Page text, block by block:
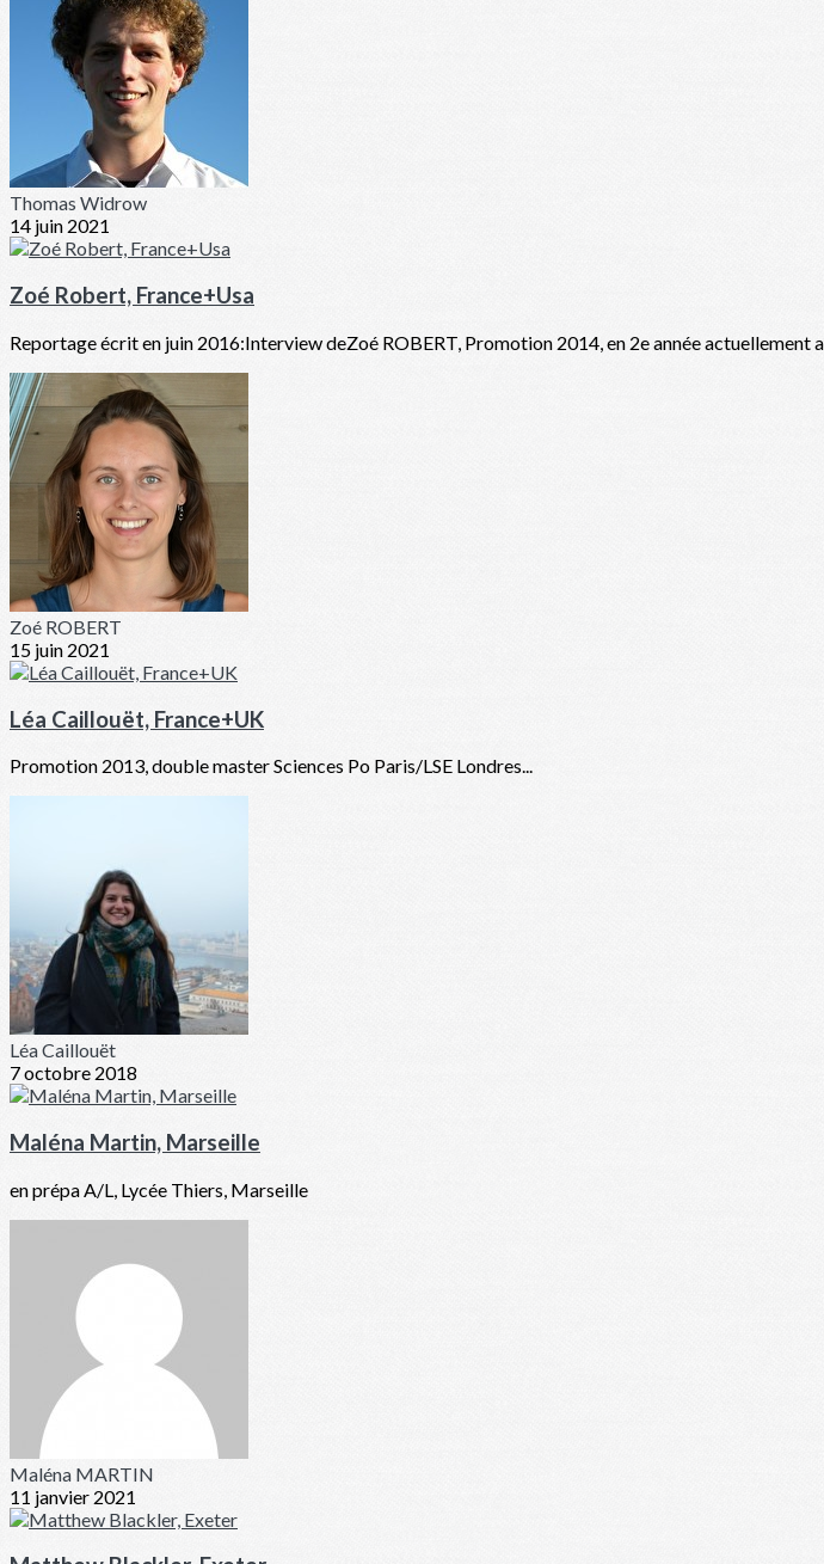
Thomas Widrow
14 juin 2021
Zoé Robert, France+Usa
Reportage écrit en juin 2016:Interview deZoé ROBERT, Promotion 2014, en 2e année actuellement
Zoé ROBERT
15 juin 2021
Léa Caillouët, France+UK
Promotion 2013, double master Sciences Po Paris/LSE Londres...
Léa Caillouët
7 octobre 2018
Maléna Martin, Marseille
en prépa A/L, Lycée Thiers, Marseille
Maléna MARTIN
11 janvier 2021